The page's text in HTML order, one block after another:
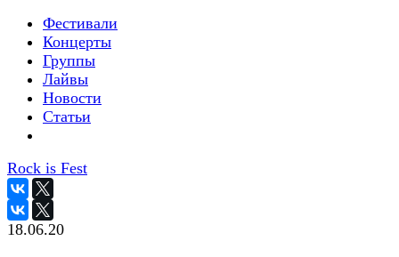
Фестивали
Концерты
Группы
Лайвы
Новости
Статьи
Rock is Fest
18.06.20